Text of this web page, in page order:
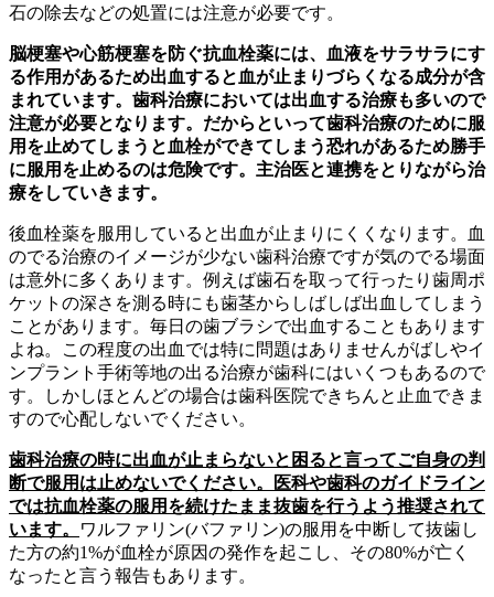
石の除去などの処置には注意が必要です。
脳梗塞や心筋梗塞を防ぐ抗血栓薬には、血液をサラサラにす
る作用があるため出血すると血が止まりづらくなる成分が含
まれています。歯科治療においては出血する治療も多いので
注意が必要となります。だからといって歯科治療のために服
用を止めてしまうと血栓ができてしまう恐れがあるため勝手
に服用を止めるのは危険です。主治医と連携をとりながら治
療をしていきます。
後血栓薬を服用していると出血が止まりにくくなります。血
のでる治療のイメージが少ない歯科治療ですが気のでる場面
は意外に多くあります。例えば歯石を取って行ったり歯周ポ
ケットの深さを測る時にも歯茎からしばしば出血してしまう
ことがあります。毎日の歯ブラシで出血することもあります
よね。この程度の出血では特に問題はありませんがばしやイ
ンプラント手術等地の出る治療が歯科にはいくつもあるので
す。しかしほとんどの場合は歯科医院できちんと止血できま
すので心配しないでください。
歯科治療の時に出血が止まらないと困ると言ってご自身の判
断で服用は止めないでください。医科や歯科のガイドライン
では抗血栓薬の服用を続けたまま抜歯を行うよう推奨されて
います。
ワルファリン(バファリン)の服用を中断して抜歯し
た方の約1%が血栓が原因の発作を起こし、その80%が亡く
なったと言う報告もあります。